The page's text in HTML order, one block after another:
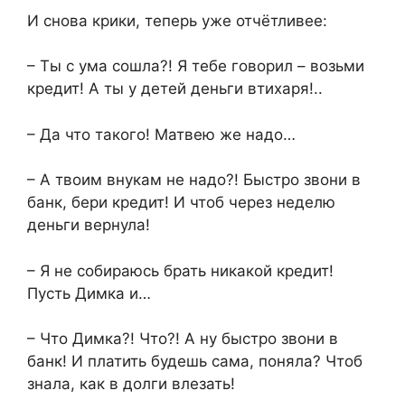
И снова крики, теперь уже отчётливее:
– Ты с ума сошла?! Я тебе говорил – возьми
кредит! А ты у детей деньги втихаря!..
– Да что такого! Матвею же надо…
– А твоим внукам не надо?! Быстро звони в
банк, бери кредит! И чтоб через неделю
деньги вернула!
– Я не собираюсь брать никакой кредит!
Пусть Димка и…
– Что Димка?! Что?! А ну быстро звони в
банк! И платить будешь сама, поняла? Чтоб
знала, как в долги влезать!